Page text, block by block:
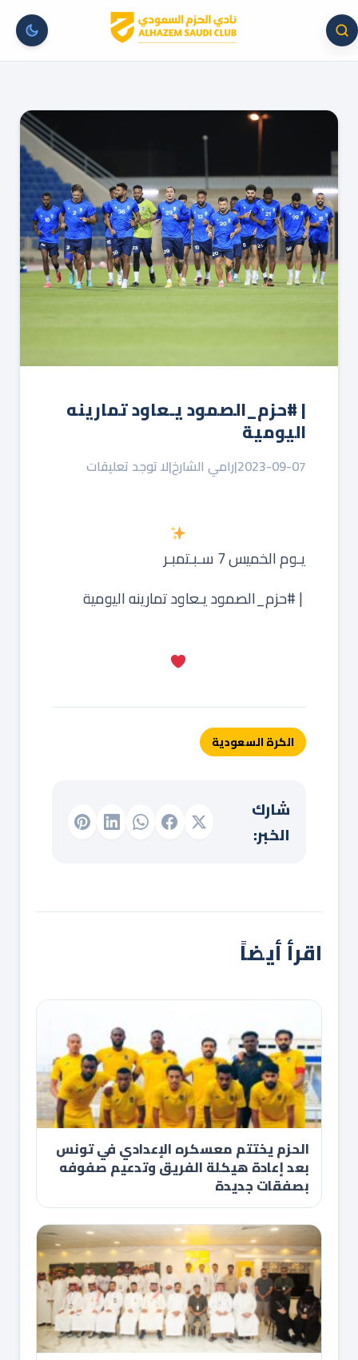
| ⁧‫#حزم_الصمود‬⁩ يـعاود تمارينه
اليومية
2023-09-07
|رامي الشارخ|لا توجد تعليقات
يـوم الخميس 7 سـبـتمبـر
‏ | ⁧‫#حزم_الصمود‬⁩ يـعاود تمارينه اليومية
الكرة السعودية
شارك
الخبر:
اقرأ أيضاً
الحزم يختتم معسكره الإعدادي في تونس
بعد إعادة هيكلة الفريق وتدعيم صفوفه
بصفقات جديدة